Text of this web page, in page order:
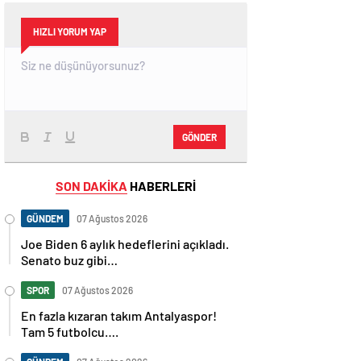
HIZLI YORUM YAP
GÖNDER
SON DAKİKA HABERLERİ
GÜNDEM 07 Ağustos 2026
Joe Biden 6 aylık hedeflerini açıkladı.
Senato buz gibi…
SPOR 07 Ağustos 2026
En fazla kızaran takım Antalyaspor!
Tam 5 futbolcu….